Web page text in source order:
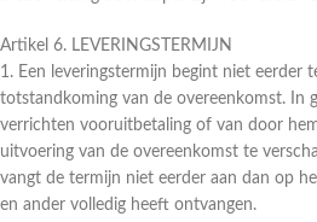
Artikel 6. LEVERINGSTERMIJN
1. Een leveringstermijn begint niet eerder
totstandkoming van de overeenkomst. In
verrichten vooruitbetaling of van door
uitvoering van de overeenkomst te
vangt de termijn niet eerder aan dan op
en ander volledig heeft ontvangen.